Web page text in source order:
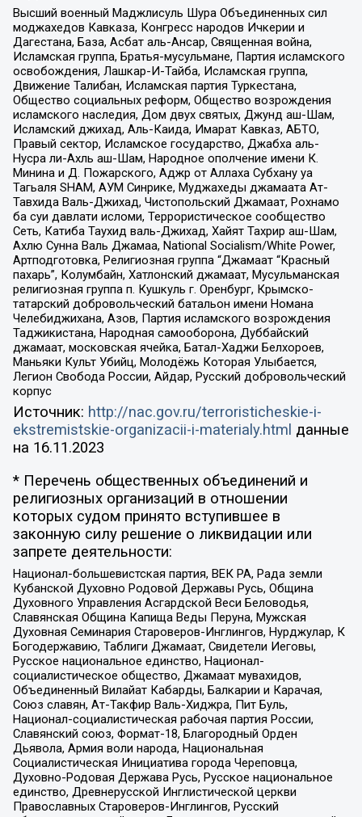
Высший военный Маджлисуль Шура Объединенных сил
моджахедов Кавказа, Конгресс народов Ичкерии и
Дагестана, База, Асбат аль-Ансар, Священная война,
Исламская группа, Братья-мусульмане, Партия исламского
освобождения, Лашкар-И-Тайба, Исламская группа,
Движение Талибан, Исламская партия Туркестана,
Общество социальных реформ, Общество возрождения
исламского наследия, Дом двух святых, Джунд аш-Шам,
Исламский джихад, Аль-Каида, Имарат Кавказ, АБТО,
Правый сектор, Исламское государство, Джабха аль-
Нусра ли-Ахль аш-Шам, Народное ополчение имени К.
Минина и Д. Пожарского, Аджр от Аллаха Субхану уа
Тагьаля SHAM, АУМ Синрике, Муджахеды джамаата Ат-
Тавхида Валь-Джихад, Чистопольский Джамаат, Рохнамо
ба суи давлати исломи, Террористическое сообщество
Сеть, Катиба Таухид валь-Джихад, Хайят Тахрир аш-Шам,
Ахлю Сунна Валь Джамаа, National Socialism/White Power,
Артподготовка, Религиозная группа “Джамаат “Красный
пахарь”, Колумбайн, Хатлонский джамаат, Мусульманская
религиозная группа п. Кушкуль г. Оренбург, Крымско-
татарский добровольческий батальон имени Номана
Челебиджихана, Азов, Партия исламского возрождения
Таджикистана, Народная самооборона, Дуббайский
джамаат, московская ячейка, Батал-Хаджи Белхороев,
Маньяки Культ Убийц, Молодёжь Которая Улыбается,
Легион Свобода России, Айдар, Русский добровольческий
корпус
Источник: http://nac.gov.ru/terroristicheskie-i-
ekstremistskie-organizacii-i-materialy.html данные
на 16.11.2023
* Перечень общественных объединений и
религиозных организаций в отношении
которых судом принято вступившее в
законную силу решение о ликвидации или
запрете деятельности:
Национал-большевистская партия, ВЕК РА, Рада земли
Кубанской Духовно Родовой Державы Русь, Община
Духовного Управления Асгардской Веси Беловодья,
Славянская Община Капища Веды Перуна, Мужская
Духовная Семинария Староверов-Инглингов, Нурджулар, К
Богодержавию, Таблиги Джамаат, Свидетели Иеговы,
Русское национальное единство, Национал-
социалистическое общество, Джамаат мувахидов,
Объединенный Вилайат Кабарды, Балкарии и Карачая,
Союз славян, Ат-Такфир Валь-Хиджра, Пит Буль,
Национал-социалистическая рабочая партия России,
Славянский союз, Формат-18, Благородный Орден
Дьявола, Армия воли народа, Национальная
Социалистическая Инициатива города Череповца,
Духовно-Родовая Держава Русь, Русское национальное
единство, Древнерусской Инглистической церкви
Православных Староверов-Инглингов, Русский